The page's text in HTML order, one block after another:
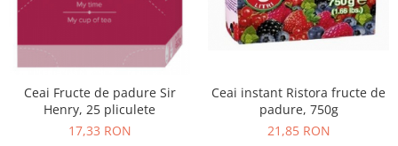
Ceai Fructe de padure Sir
Henry, 25 pliculete
17,33 RON
Ceai instant Ristora fructe de
padure, 750g
21,85 RON